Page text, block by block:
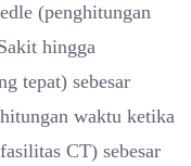
(penghitungan
hingga
tepat) sebesar
waktu ketika
CT) sebesar